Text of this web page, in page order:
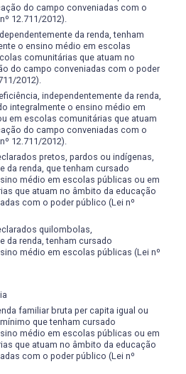
sócio-culturais, históricos e
e gestão, ambos
procurando atender a
o turismo e na busca de
especializadas e fragmentadas
contemplando a
capaz de entender as
do fenômeno turístico. A
de disciplinas, estágios
complementares e formação
a teoria e a prática e
discente a vivência da realidade
ensino, pesquisa e extensão se
aulas práticas, visitas técnicas
específicos do Curso de
e outros da UFPel, conforme as
do Curso de Graduação
DA EDUCAÇÃO, 2006)[2].
inerente ao
pelo menos uma visita
que deverá envolver as
previsão deste tipo de
os elementos do sistema turístico
do campo conveniadas com o
12.711/2012).
da renda, tenham
o ensino médio em escolas
comunitárias que atuam no
do campo conveniadas com o poder
2012).
independentemente da renda,
integralmente o ensino médio em
em escolas comunitárias que atuam
do campo conveniadas com o
12.711/2012).
pretos, pardos ou indígenas,
da renda, que tenham cursado
médio em escolas públicas ou em
que atuam no âmbito da educação
com o poder público (Lei nº
quilombolas,
da renda, tenham cursado
médio em escolas públicas (Lei nº
familiar bruta per capita igual ou
que tenham cursado
médio em escolas públicas ou em
que atuam no âmbito da educação
com o poder público (Lei nº